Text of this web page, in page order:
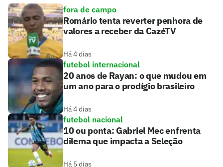
fora de campo
Romário tenta reverter penhora de
valores a receber da CazéTV
Há 4 dias
futebol internacional
20 anos de Rayan: o que mudou em
um ano para o prodígio brasileiro
Há 4 dias
futebol nacional
10 ou ponta: Gabriel Mec enfrenta
dilema que impacta a Seleção
Há 5 dias